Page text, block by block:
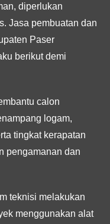
diperlukan
Jasa pembuatan dan
Paser
berikut demi
calon
logam,
tingkat kerapatan
pengamanan dan
teknisi melakukan
menggunakan alat